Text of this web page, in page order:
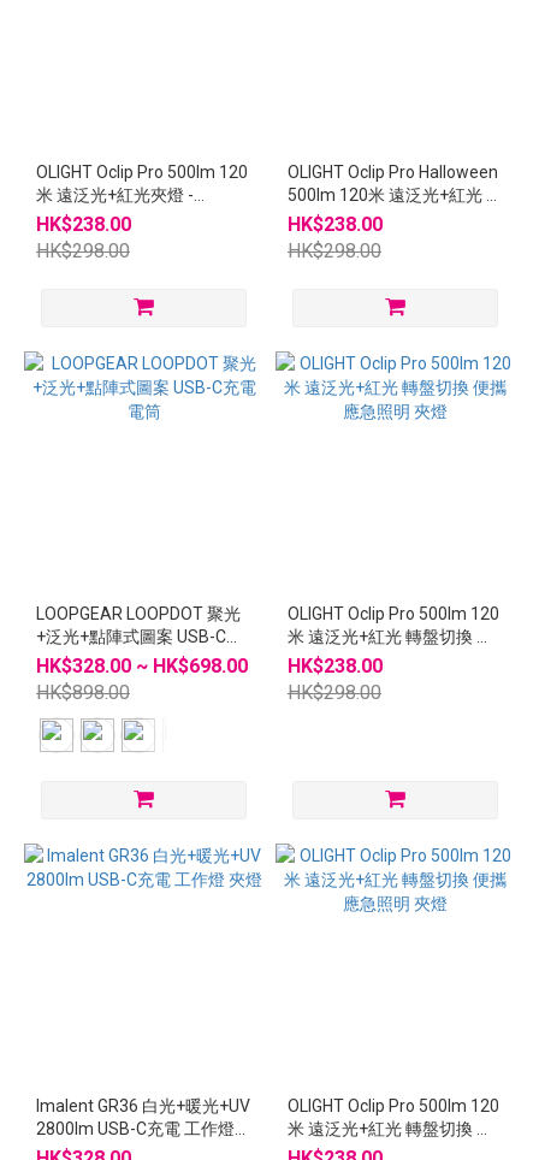
OLIGHT Oclip Pro 500lm 120
米 遠泛光+紅光夾燈 -
Phantom squadron
HK$238.00
HK$298.00
OLIGHT Oclip Pro Halloween
500lm 120米 遠泛光+紅光 轉
盤切換 便攜 應急照明 夾燈
HK$238.00
HK$298.00
LOOPGEAR LOOPDOT 聚光
+泛光+點陣式圖案 USB-C充
電 電筒
HK$328.00 ~ HK$698.00
HK$898.00
OLIGHT Oclip Pro 500lm 120
米 遠泛光+紅光 轉盤切換 便
攜 應急照明 夾燈
HK$238.00
HK$298.00
Imalent GR36 白光+暖光+UV
2800lm USB-C充電 工作燈
夾燈
OLIGHT Oclip Pro 500lm 120
米 遠泛光+紅光 轉盤切換 便
攜 應急照明 夾燈